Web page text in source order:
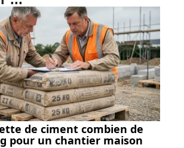
de ciment combien de
pour un chantier maison